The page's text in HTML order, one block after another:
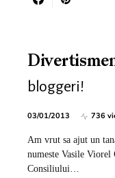
bloggeri!
03/01/2013 736
Am vrut sa ajut un
numeste Vasile Viorel
Consiliului…